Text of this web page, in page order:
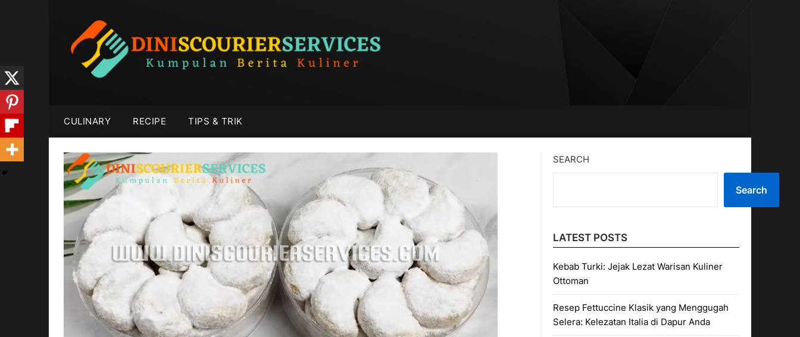
CULINARY RECIPE TIPS & TRIK
SEARCH
Search
LATEST POSTS
Kebab Turki: Jejak Lezat Warisan Kuliner
Ottoman
Resep Fettuccine Klasik yang Menggugah
Selera: Kelezatan Italia di Dapur Anda